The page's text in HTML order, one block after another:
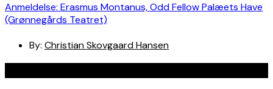
Anmeldelse: Erasmus Montanus, Odd Fellow Palæets Have
(Grønnegårds Teatret)
By: Christian Skovgaard Hansen